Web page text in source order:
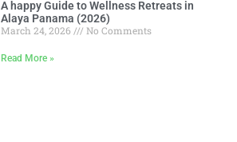
A happy Guide to Wellness Retreats in
Alaya Panama (2026)
March 24, 2026
No Comments
Read More »